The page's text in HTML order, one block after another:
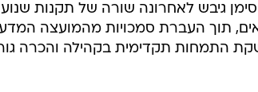
גיבש לאחרונה שורה של תקנות
תוך העברת סמכויות מהמועצה
התמחות תקדימית בקהילה והכרה